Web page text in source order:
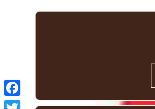
Facebook